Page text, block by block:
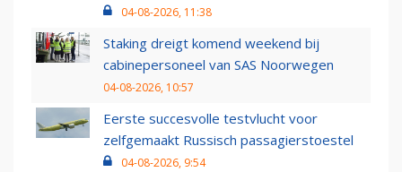
04-08-2026, 11:38
Staking dreigt komend weekend bij
cabinepersoneel van SAS Noorwegen
04-08-2026, 10:57
Eerste succesvolle testvlucht voor
zelfgemaakt Russisch passagierstoestel
04-08-2026, 9:54